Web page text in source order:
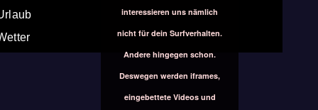
interessieren uns nämlich
nicht für dein Surfverhalten.
Andere hingegen schon.
Deswegen werden iframes,
eingebettete Videos und